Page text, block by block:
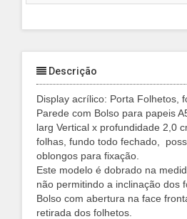
Descrição
Display acrílico: Porta Folhetos,
Parede com Bolso para papeis
larg Vertical x profundidade 2,0
folhas, fundo todo fechado,
oblongos para fixação.
Este modelo é dobrado na
não permitindo a inclinação dos
Bolso com abertura na face
retirada dos folhetos.